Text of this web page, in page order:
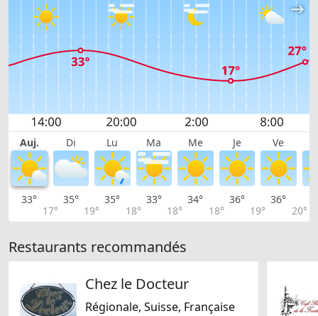
Auj. Di Lu Ma Me Je Ve
33°
17°
35°
19°
35°
18°
33°
18°
34°
18°
36°
19°
36°
20°
Restaurants recommandés
Chez le Docteur
Régionale, Suisse, Française